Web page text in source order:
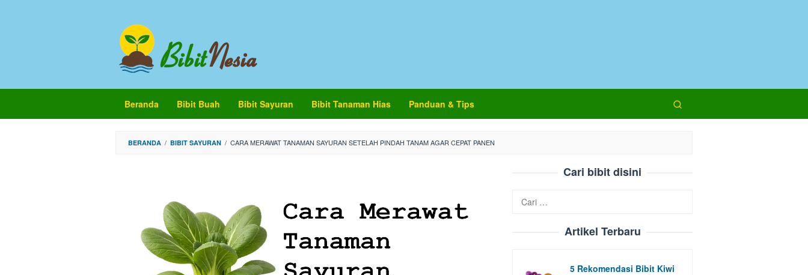
Beranda Bibit Buah Bibit Sayuran Bibit Tanaman Hias Panduan & Tips
BERANDA / BIBIT SAYURAN / CARA MERAWAT TANAMAN SAYURAN SETELAH PINDAH TANAM AGAR CEPAT PANEN
Cari bibit disini
Cari
untuk:
Artikel Terbaru
5 Rekomendasi Bibit Kiwi